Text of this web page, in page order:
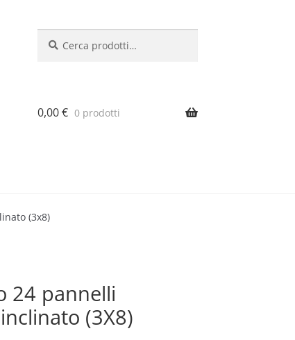
0,00€ 0 prodotti
(3x8)
24 pannelli
(3X8)